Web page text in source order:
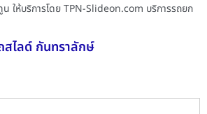
ให้บริการโดย TPN-Slideon.com บริการรถยก
สไลด์ กันทราลักษ์